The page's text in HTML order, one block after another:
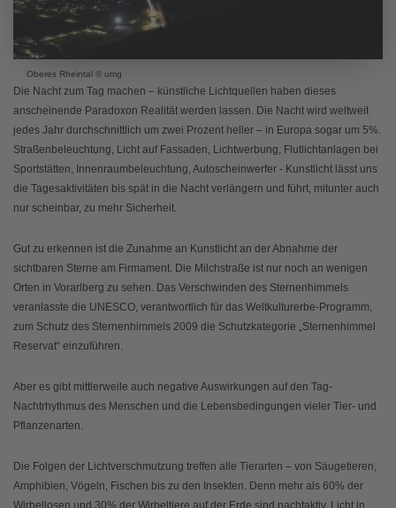
Oberes Rheintal © umg
Die Nacht zum Tag machen – künstliche Lichtquellen haben dieses
anscheinende Paradoxon Realität werden lassen. Die Nacht wird weltweit
jedes Jahr durchschnittlich um zwei Prozent heller – in Europa sogar um 5%.
Straßenbeleuchtung, Licht auf Fassaden, Lichtwerbung, Flutlichtanlagen bei
Sportstätten, Innenraumbeleuchtung, Autoscheinwerfer - Kunstlicht lässt uns
die Tagesaktivitäten bis spät in die Nacht verlängern und führt, mitunter auch
nur scheinbar, zu mehr Sicherheit.
Gut zu erkennen ist die Zunahme an Kunstlicht an der Abnahme der
sichtbaren Sterne am Firmament. Die Milchstraße ist nur noch an wenigen
Orten in Vorarlberg zu sehen. Das Verschwinden des Sternenhimmels
veranlasste die UNESCO, verantwortlich für das Weltkulturerbe-Programm,
zum Schutz des Sternenhimmels 2009 die Schutzkategorie „Sternenhimmel
Reservat“ einzuführen.
Aber es gibt mittlerweile auch negative Auswirkungen auf den Tag-
Nachtrhythmus des Menschen und die Lebensbedingungen vieler Tier- und
Pflanzenarten.
Die Folgen der Lichtverschmutzung treffen alle Tierarten – von Säugetieren,
Amphibien, Vögeln, Fischen bis zu den Insekten. Denn mehr als 60% der